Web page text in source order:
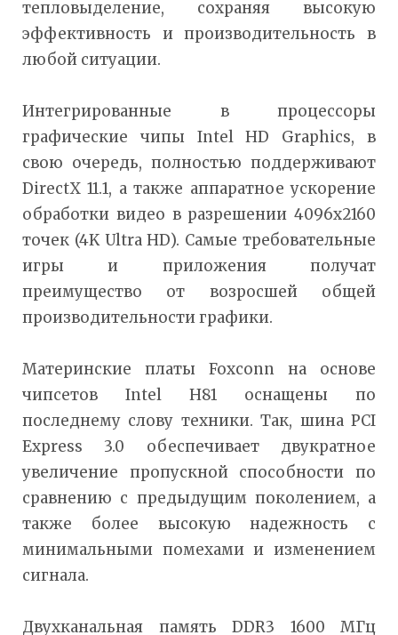
тепловыделение, сохраняя высокую
эффективность и производительность в
любой ситуации.
Интегрированные в процессоры
графические чипы Intel HD Graphics, в
свою очередь, полностью поддерживают
DirectX 11.1, а также аппаратное ускорение
обработки видео в разрешении 4096х2160
точек (4K Ultra HD). Самые требовательные
игры и приложения получат
преимущество от возросшей общей
производительности графики.
Материнские платы Foxconn на основе
чипсетов Intel H81 оснащены по
последнему слову техники. Так, шина PCI
Express 3.0 обеспечивает двукратное
увеличение пропускной способности по
сравнению с предыдущим поколением, а
также более высокую надежность с
минимальными помехами и изменением
сигнала.
Двухканальная память DDR3 1600 МГц